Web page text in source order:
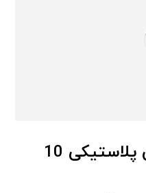
نکاتی برای خرید کلمن پلاستیکی 10